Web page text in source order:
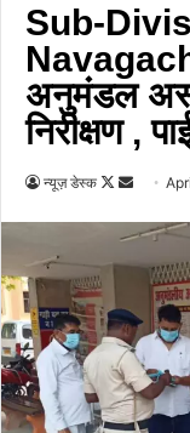
Sub-
अनुमंडल
निरीक्षण ,
न्यूज़ डेस्क
Follow
X
Send
email